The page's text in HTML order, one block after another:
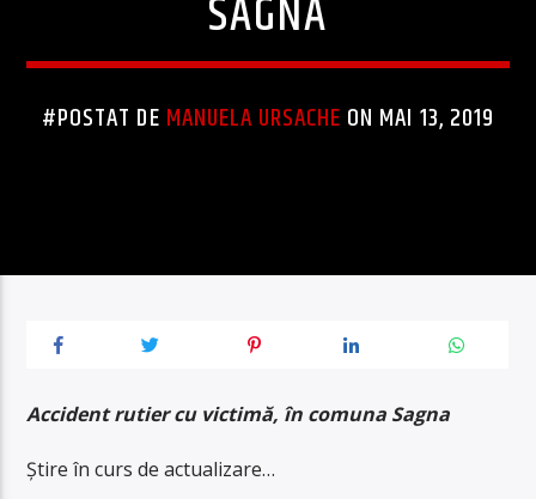
SAGNA
#POSTAT DE MANUELA URSACHE ON MAI 13, 2019
Accident rutier cu victimă, în comuna Sagna
Știre în curs de actualizare…